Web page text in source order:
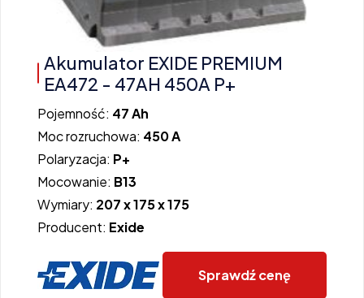
Akumulator EXIDE PREMIUM
EA472 - 47AH 450A P+
Pojemność: 47 Ah
Moc rozruchowa: 450 A
Polaryzacja: P+
Mocowanie: B13
Wymiary: 207 x 175 x 175
Producent: Exide
Sprawdź cenę